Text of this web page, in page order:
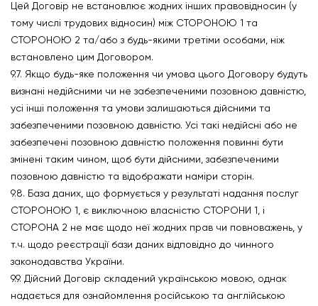
Цей Договір не встановлює жодних інших правовідносин (у
тому числі трудових відносин) між СТОРОНОЮ 1 та
СТОРОНОЮ 2 та/або з будь-якими третіми особами, ніж
встановлено цим Договором.
9.7. Якщо будь-яке положення чи умова цього Договору будуть
визнані недійсними чи не забезпеченими позовною давністю,
усі інші положення та умови залишаються дійсними та
забезпеченими позовною давністю. Усі такі недійсні або не
забезпечені позовною давністю положення повинні бути
змінені таким чином, щоб бути дійсними, забезпеченими
позовною давністю та відображати наміри сторін.
9.8. База даних, що формується у результаті надання послуг
СТОРОНОЮ 1, є виключною власністю СТОРОНИ 1, і
СТОРОНА 2 не має щодо неї жодних прав чи повноважень, у
т.ч. щодо реєстрації бази даних відповідно до чинного
законодавства України.
9.9. Дійсний Договір складений українською мовою, однак
надається для ознайомлення російською та англійською